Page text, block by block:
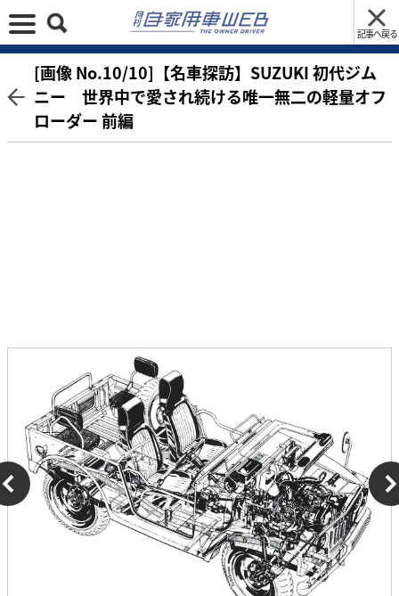
記事へ戻る
[画像 No.10/10]【名車探訪】SUZUKI 初代ジム
ニー 世界中で愛され続ける唯一無二の軽量オフ
ローダー 前編